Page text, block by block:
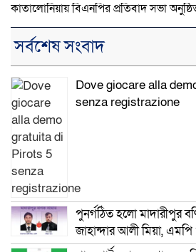
কাতালোনিয়ায় বিএনপির প্রতিবাদ সভা
সর্বশেষ সংবাদ
Dove giocare alla
senza registrazione
পুনর্গঠিত হলো মাদারীপুর
জাহান্দার আলী মিয়া,